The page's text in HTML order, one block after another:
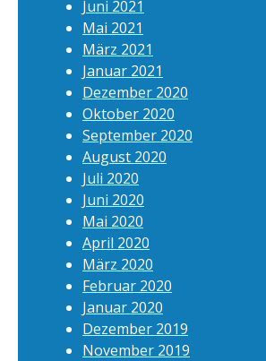
Juni 2021
Mai 2021
März 2021
Januar 2021
Dezember 2020
Oktober 2020
September 2020
August 2020
Juli 2020
Juni 2020
Mai 2020
April 2020
März 2020
Februar 2020
Januar 2020
Dezember 2019
November 2019